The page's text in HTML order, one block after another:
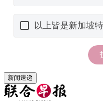
新闻速递